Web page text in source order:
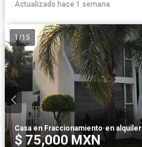
Actualizado hace 1 semana
1/15
Casa en Fraccionamiento·en alquiler
$ 75,000 MXN